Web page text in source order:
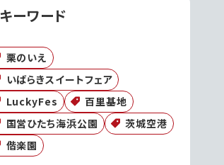
キーワード
栗のいえ
いばらきスイートフェア
LuckyFes
百里基地
国営ひたち海浜公園
茨城空港
偕楽園